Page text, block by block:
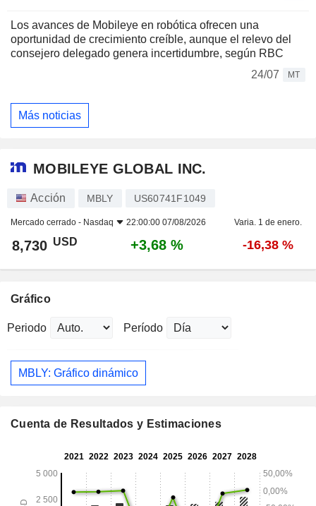
Los avances de Mobileye en robótica ofrecen una
oportunidad de crecimiento creíble, aunque el relevo del
consejero delegado genera incertidumbre, según RBC
24/07
MT
Más noticias
MOBILEYE GLOBAL INC.
Acción MBLY US60741F1049
Mercado cerrado - Nasdaq 22:00:00 07/08/2026 Varia. 1 de enero.
8,730 USD +3,68 % -16,38 %
Gráfico
Periodo Período
MBLY: Gráfico dinámico
Cuenta de Resultados y Estimaciones